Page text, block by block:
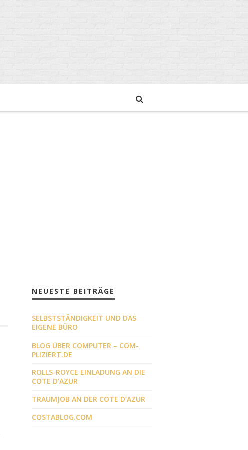
NEUESTE BEITRÄGE
SELBSTSTÄNDIGKEIT UND DAS
EIGENE BÜRO
BLOG ÜBER COMPUTER – COM-
PLIZIERT.DE
ROLLS-ROYCE EINLADUNG AN DIE
COTE D’AZUR
TRAUMJOB AN DER COTE D’AZUR
COSTABLOG.COM